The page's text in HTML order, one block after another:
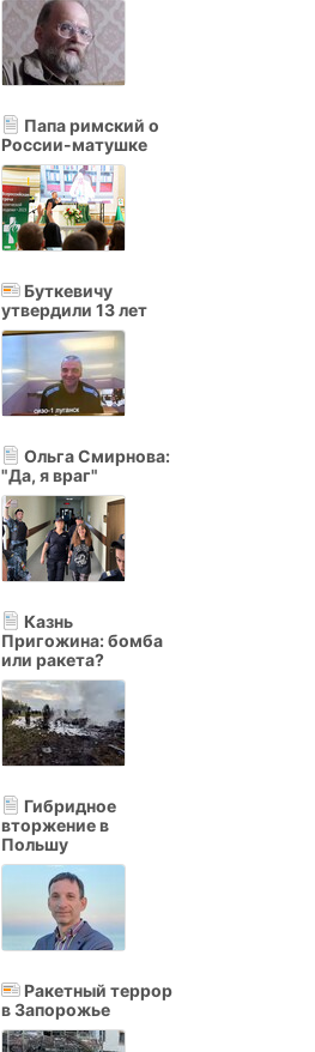
Папа римский о
России-матушке
Буткевичу
утвердили 13 лет
Ольга Смирнова:
"Да, я враг"
Казнь
Пригожина: бомба
или ракета?
Гибридное
вторжение в
Польшу
Ракетный террор
в Запорожье